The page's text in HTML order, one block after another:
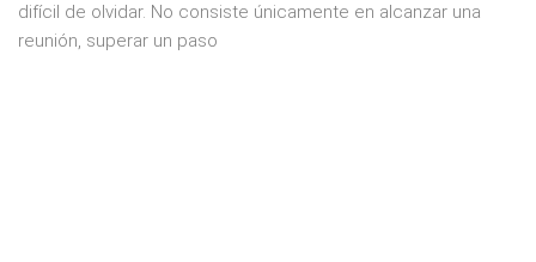
difícil de olvidar. No consiste únicamente en alcanzar una
reunión, superar un paso